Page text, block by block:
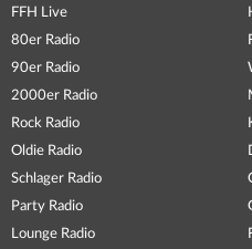
FFH Live
80er Radio
90er Radio
2000er Radio
Rock Radio
Oldie Radio
Schlager Radio
Party Radio
Lounge Radio